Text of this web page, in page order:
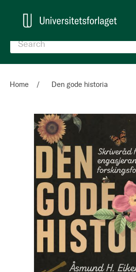
Home Den gode historia